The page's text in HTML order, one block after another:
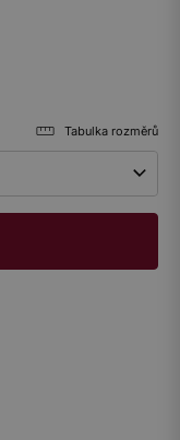
Tabulka rozměrů